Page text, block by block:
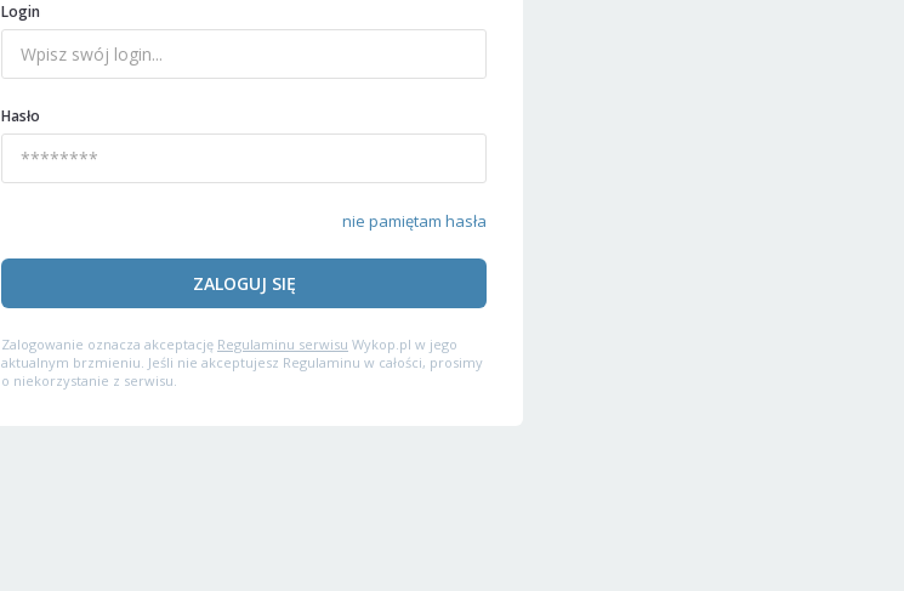
Login
Hasło
nie pamiętam hasła
ZALOGUJ SIĘ
Zalogowanie oznacza akceptację Regulaminu serwisu Wykop.pl w jego
aktualnym brzmieniu. Jeśli nie akceptujesz Regulaminu w całości, prosimy
o niekorzystanie z serwisu.